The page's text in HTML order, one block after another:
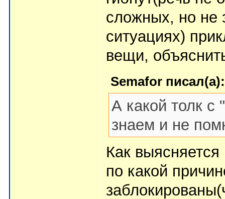
сложных, но не
ситуациях)
вещи,
Semafor писал(а):
А какой толк
знаем и не
Как
по какой